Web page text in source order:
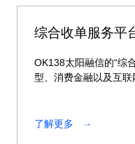
综合收单服务平
OK138太阳融信的“综
型、消费金融以及互联
了解更多